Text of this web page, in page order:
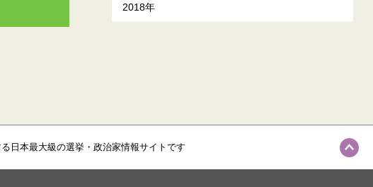
2018年
日本最大級の選挙・政治家情報サイトです